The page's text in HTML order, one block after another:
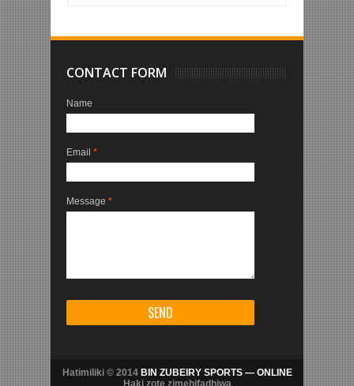
CONTACT FORM
Name
Email *
Message *
Hatimiliki © 2014 BIN ZUBEIRY SPORTS — ONLINE
Haki zote zimehifadhiwa